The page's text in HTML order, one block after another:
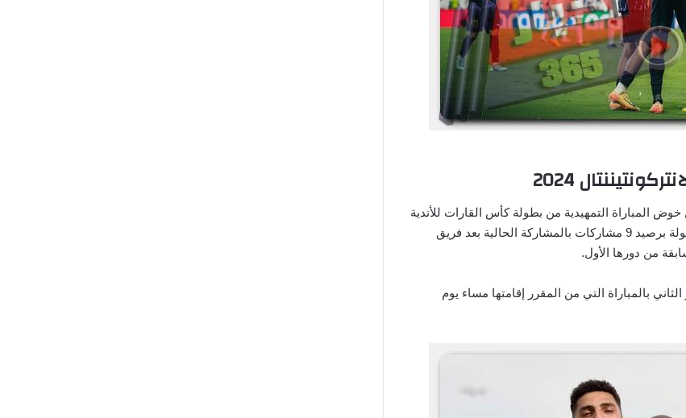
2024
المباراة التمهيدية من بطولة كأس القارات للأندية
2024 احترامًا لتاريخه، وكونه ثاني أكثر الفرق مشاركة في البطولة برصيد 9 مشاركات بالمشاركة الحالية بعد فريق
بالمباراة التي من المقرر إقامتها مساء يوم